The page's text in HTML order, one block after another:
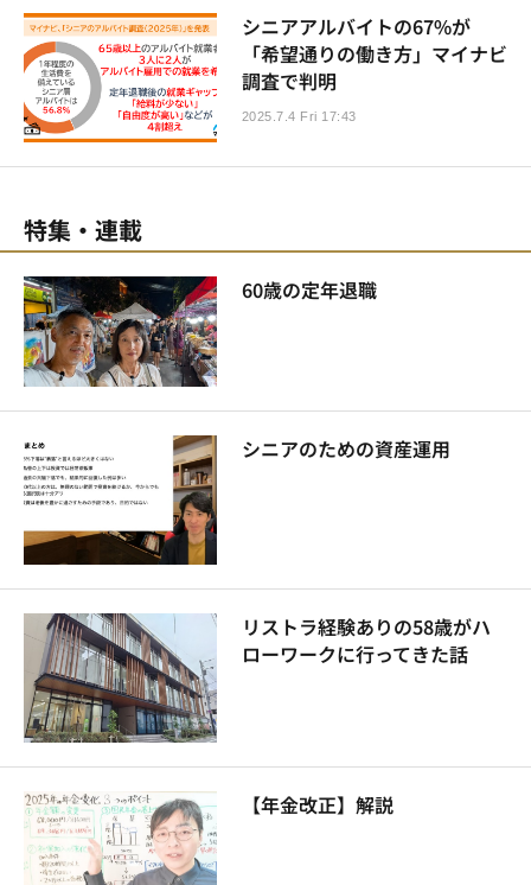
シニアアルバイトの67%が
「希望通りの働き方」マイナビ
調査で判明
2025.7.4 Fri 17:43
特集・連載
60歳の定年退職
シニアのための資産運用
リストラ経験ありの58歳がハ
ローワークに行ってきた話
【年金改正】解説